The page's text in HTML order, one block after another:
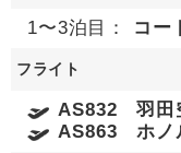
1〜3泊目： コー
フライト
AS832 羽
AS863 ホ